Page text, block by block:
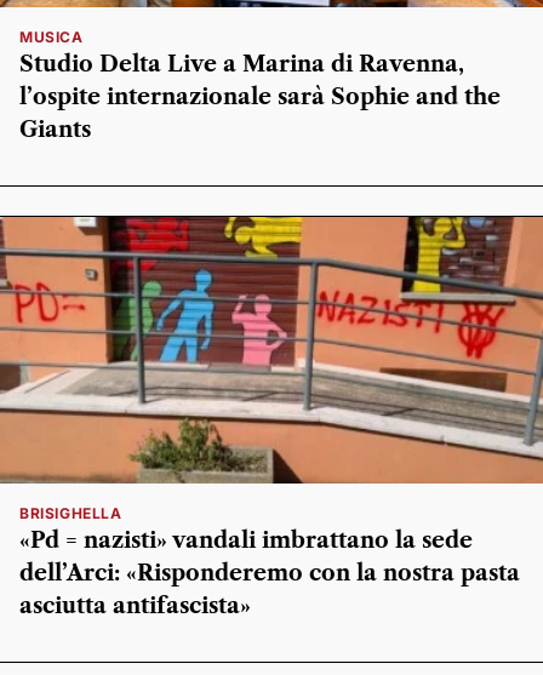
MUSICA
Studio Delta Live a Marina di Ravenna,
l’ospite internazionale sarà Sophie and the
Giants
BRISIGHELLA
«Pd = nazisti» vandali imbrattano la sede
dell’Arci: «Risponderemo con la nostra pasta
asciutta antifascista»